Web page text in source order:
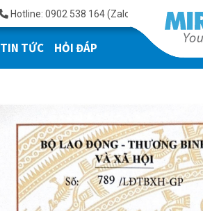
Hotline: 0902 538 164 (Zalo)
TIN TỨC HỎI ĐÁP